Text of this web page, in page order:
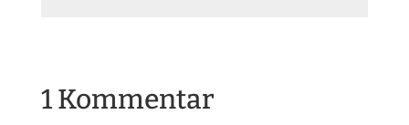
1 Kommentar